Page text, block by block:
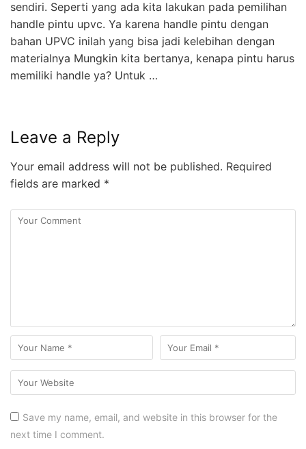
sendiri. Seperti yang ada kita lakukan pada pemilihan
handle pintu upvc. Ya karena handle pintu dengan
bahan UPVC inilah yang bisa jadi kelebihan dengan
materialnya Mungkin kita bertanya, kenapa pintu harus
memiliki handle ya? Untuk …
Leave a Reply
Your email address will not be published. Required
fields are marked *
Save my name, email, and website in this browser for the
next time I comment.